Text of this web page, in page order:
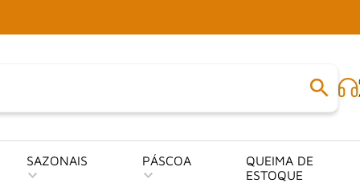
SAZONAIS PÁSCOA
QUEIMA DE
ESTOQUE